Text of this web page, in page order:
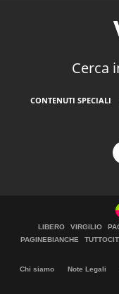
Cerca
CONTENUTI SPECIALI
LIBERO VIRGILIO
PAGINEBIANCHE
Chi siamo Note Legali